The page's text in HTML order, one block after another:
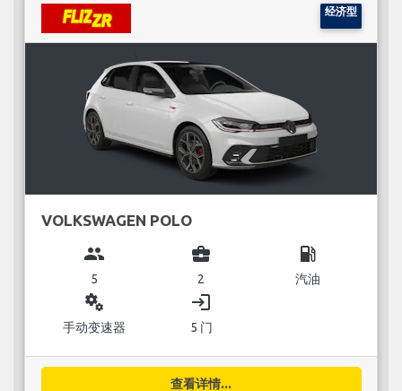
经济型
VOLKSWAGEN POLO
group
5
business_center
2
local_gas_station
汽油
miscellaneous_services
手动变速器
login
5 门
查看详情...